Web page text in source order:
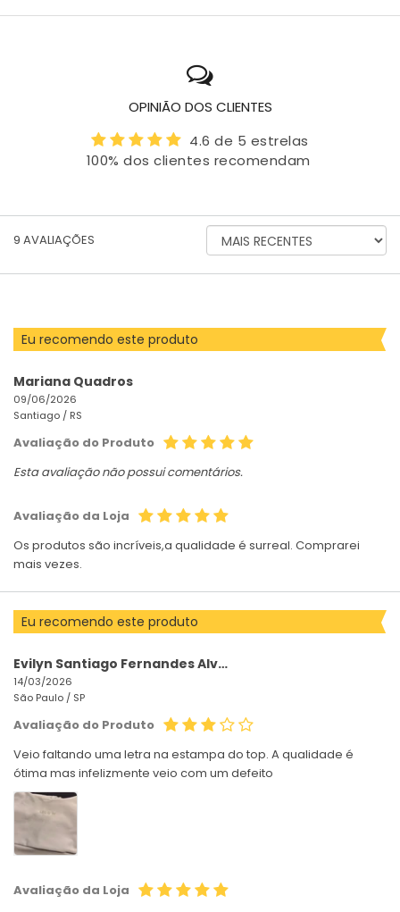
OPINIÃO DOS CLIENTES
4.6 de 5 estrelas
100% dos clientes recomendam
9 AVALIAÇÕES
ORDENAR
AVALIAÇÕES
Eu recomendo este produto
Mariana Quadros
09/06/2026
Santiago / RS
Avaliação do Produto
Esta avaliação não possui comentários.
Avaliação da Loja
Os produtos são incríveis,a qualidade é surreal. Comprarei
mais vezes.
Eu recomendo este produto
Evilyn Santiago Fernandes Alvares
14/03/2026
São Paulo / SP
Avaliação do Produto
Veio faltando uma letra na estampa do top. A qualidade é
ótima mas infelizmente veio com um defeito
Avaliação da Loja